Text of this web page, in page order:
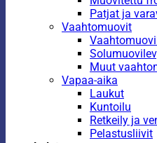
Patjat ja
Vaahtomuovit
Muut
Vapaa-aika
Laukut
Kuntoilu
Retkeily ja
Pelastusliivit